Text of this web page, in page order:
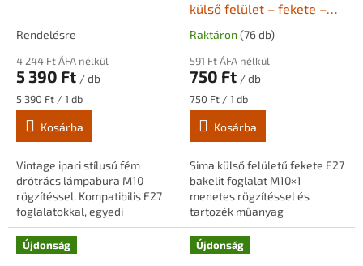
Rendelésre
4 244 Ft ÁFA nélkül
5 390 Ft / db
Egységár:
5 390 Ft / 1 db
Kosárba
Vintage ipari stílusú fém
drótrács lámpabura M10
rögzítéssel. Kompatibilis E27
foglalatokkal, egyedi
lámpaépítéshez,
függesztékekhez és
dekorációs projektekhez.
külső felület – fekete –
M10×1 rögzítéssel +
kábelrögzítő
Raktáron (76 db)
591 Ft ÁFA nélkül
750 Ft / db
Egységár:
750 Ft / 1 db
Kosárba
Sima külső felületű fekete E27
bakelit foglalat M10×1
menetes rögzítéssel és
tartozék műanyag
kábelrögzítővel. 38,5 mm
átmérő, 55 mm magasság.
Függesztékekhez és dekor
Újdonság Újdonság